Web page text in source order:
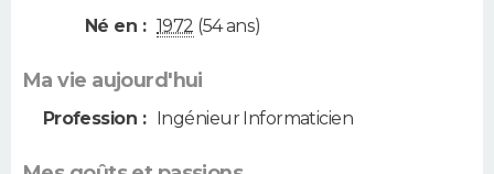
Né en : 1972 (54 ans)
Ma vie aujourd'hui
Profession : Ingénieur Informaticien